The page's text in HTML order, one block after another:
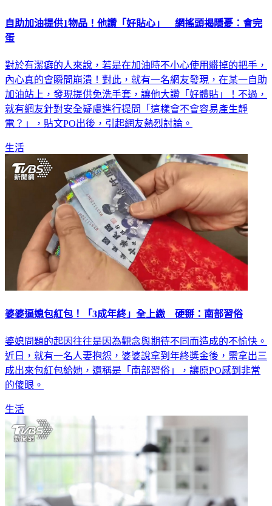
自助加油提供1物品！他讚「好貼心」 網搖頭揭隱憂：會完
蛋
對於有潔癖的人來說，若是在加油時不小心使用髒掉的把手，
內心真的會瞬間崩潰！對此，就有一名網友發現，在某一自助
加油站上，發現提供免洗手套，讓他大讚「好體貼」！不過，
就有網友針對安全疑慮進行提問「這樣會不會容易產生靜
電？」，貼文PO出後，引起網友熱烈討論。
生活
婆婆逼媳包紅包！「3成年終」全上繳 硬掰：南部習俗
婆媳問題的起因往往是因為觀念與期待不同而造成的不愉快。
近日，就有一名人妻抱怨，婆婆說拿到年終獎金後，需拿出三
成出來包紅包給她，還稱是「南部習俗」，讓原PO感到非常
的傻眼。
生活